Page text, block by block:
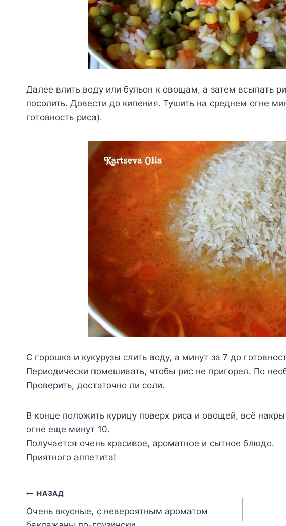
Далее влить воду или бульон к овощам, а затем всыпать
посолить. Довести до кипения. Тушить на среднем огне
готовность риса).
С горошка и кукурузы слить воду, а минут за 7 до
Периодически помешивать, чтобы рис не пригорел. По
Проверить, достаточно ли соли.
В конце положить курицу поверх риса и овощей, всё
огне еще минут 10.
Получается очень красивое, ароматное и сытное блюдо.
Приятного аппетита!
Навигация
по
НАЗАД
Очень вкусные, с невероятным ароматом